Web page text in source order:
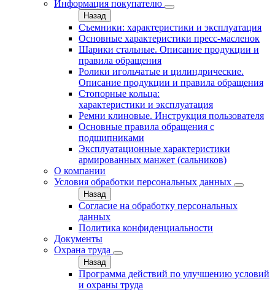
Информация покупателю
Назад
Съемники: характеристики и эксплуатация
Основные характеристики пресс‑масленок
Шарики стальные. Описание продукции и
правила обращения
Ролики игольчатые и цилиндрические.
Описание продукции и правила обращения
Стопорные кольца:
характеристики и эксплуатация
Ремни клиновые. Инструкция пользователя
Основные правила обращения с
подшипниками
Эксплуатационные характеристики
армированных манжет (сальников)
О компании
Условия обработки персональных данных
Назад
Согласие на обработку персональных
данных
Политика конфиденциальности
Документы
Охрана труда
Назад
Программа действий по улучшению условий
и охраны труда